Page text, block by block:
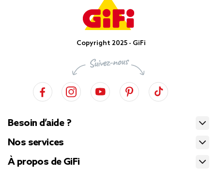
Copyright 2025 - GiFi
Besoin d’aide ?
Nos services
À propos de GiFi